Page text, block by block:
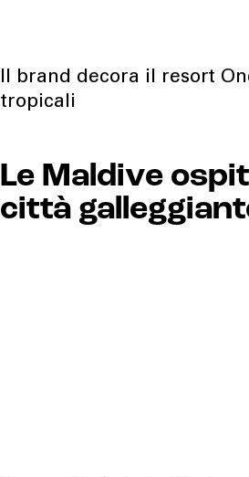
Il brand decora il resort
tropicali
Le Maldive
città